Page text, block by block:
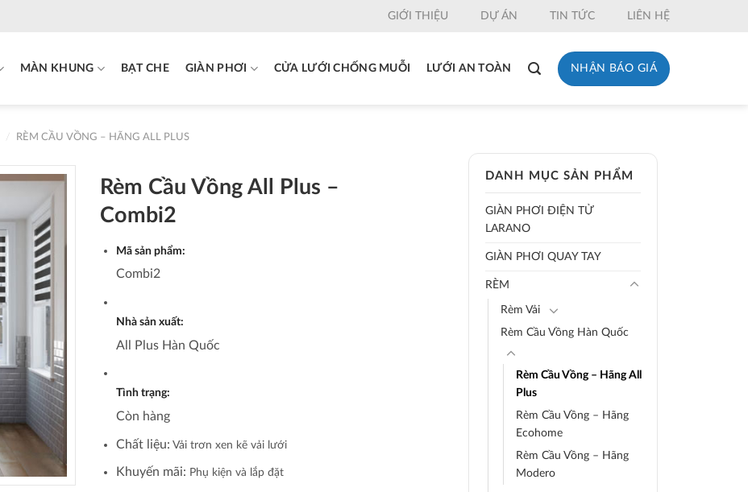
GIỚI THIỆU DỰ ÁN TIN TỨC LIÊN HỆ
MÀN KHUNG BẠT CHE GIÀN PHƠI CỬA LƯỚI CHỐNG MUỖI LƯỚI AN TOÀN NHẬN BÁO GIÁ
RÈM CẦU VỒNG – HÃNG ALL PLUS
DANH MỤC SẢN PHẨM
GIÀN PHƠI ĐIỆN TỬ
LARANO
GIÀN PHƠI QUAY TAY
RÈM
Rèm Vải
Rèm Cầu Vồng Hàn Quốc
Rèm Cầu Vồng – Hãng All
Plus
Rèm Cầu Vồng – Hãng
Ecohome
Rèm Cầu Vồng – Hãng
Modero
Rèm Cầu Vồng All Plus –
Combi2
Mã sản phẩm:
Combi2
Nhà sản xuất:
All Plus Hàn Quốc
Tình trạng:
Còn hàng
Chất liệu: Vải trơn xen kẽ vải lưới
Khuyến mãi: Phụ kiện và lắp đặt